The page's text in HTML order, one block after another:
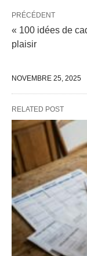
PRÉCÉDENT
« 100 idées de
plaisir
NOVEMBRE 25, 2025
RELATED POST